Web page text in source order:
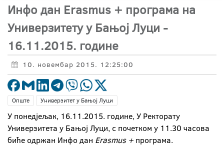
Инфо дан Erasmus + програма на
Универзитету у Бањој Луци -
16.11.2015. године
10. новембар 2015. 12:25:00
Опште Универзитет у Бањој Луци
У понедјељак, 16.11.2015. године, У Ректорату
Универзитета у Бањој Луци, с почетком у 11.30 часова
биће одржан Инфо дан Erasmus + програма.